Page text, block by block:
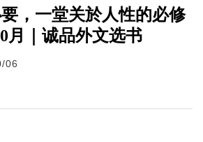
，一堂关於人性的必修
月｜诚品外文选书
06